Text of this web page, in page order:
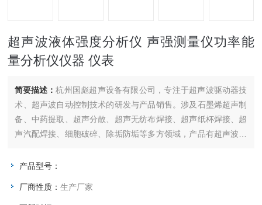
超声波液体强度分析仪 声强测量仪功率能
量分析仪仪器 仪表
简要描述：杭州国彪超声设备有限公司，专注于超声波驱动器技
术、超声波自动控制技术的研发与产品销售。涉及石墨烯超声制
备、中药提取、超声分散、超声无纺布焊接、超声纸杯焊接、超
声汽配焊接、细胞破碎、除垢防垢等多方领域，产品有超声波发
备、超声波声化学设备、超声缝纫设备、超声波声强测量仪等。
产品型号：
厂商性质：生产厂家